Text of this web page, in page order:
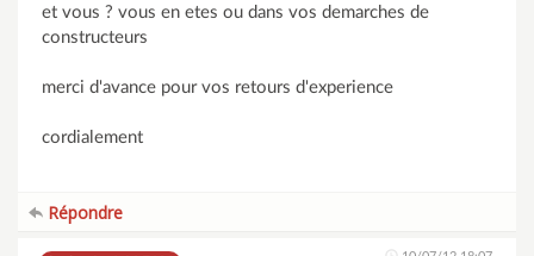
et vous ? vous en etes ou dans vos demarches de
constructeurs
merci d'avance pour vos retours d'experience
cordialement
Répondre